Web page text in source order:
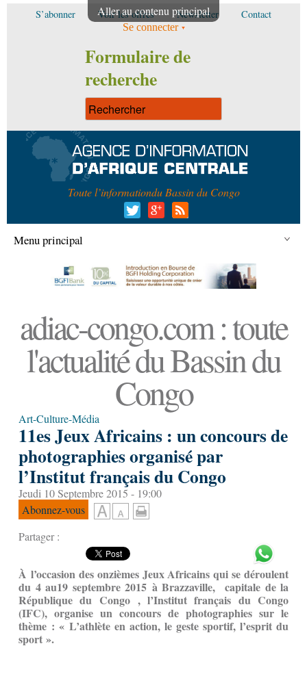
Aller au contenu principal
S’abonner Voir les offres Newsletter Contact
Se connecter
Formulaire de
recherche
Toute l’informationdu Bassin du Congo
Menu principal
adiac-congo.com : toute
l'actualité du Bassin du
Congo
Art-Culture-Média
11es Jeux Africains : un concours de
photographies organisé par
l’Institut français du Congo
Jeudi 10 Septembre 2015 - 19:00
Abonnez-vous
Partager :
À l’occasion des onzièmes Jeux Africains qui se déroulent
du 4 au19 septembre 2015 à Brazzaville, capitale de la
République du Congo , l’Institut français du Congo
(IFC), organise un concours de photographies sur le
thème : « L’athlète en action, le geste sportif, l’esprit du
sport ».